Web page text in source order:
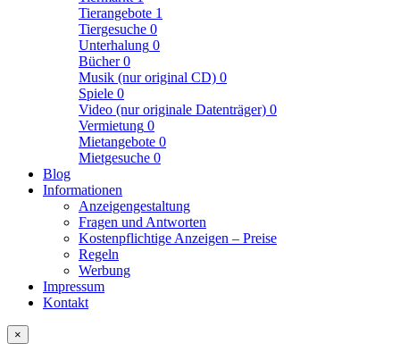
Tierangebote 1
Tiergesuche 0
Unterhalung 0
Bücher0
Musik (nur original CD) 0
Spiele 0
Video (nur originale Datenträger) 0
Vermietung 0
Mietangebote 0
Mietgesuche 0
Blog
Informationen
Anzeigengestaltung
Fragen und Antworten
Kostenpflichtige Anzeigen – Preise
Regeln
Werbung
Impressum
Kontakt
×